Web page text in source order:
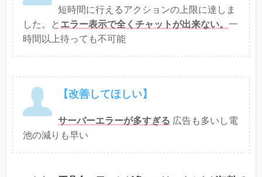
短時間に行えるアクションの上限に達しま
した。と エラー表示で全くチャットが出来ない。 一
時間以上待っても不可能
【改善してほしい】
サーバーエラーが多すぎる 広告も多いし電
池の減りも早い